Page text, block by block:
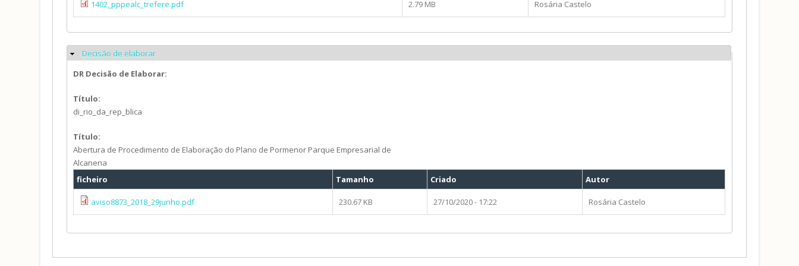
1402_pppealc_trefere.pdf 2.79 MB Rosária Castelo
Ocultar
Decisão de elaborar
DR Decisão de Elaborar:
Título:
di_rio_da_rep_blica
Título:
Abertura de Procedimento de Elaboração do Plano de Pormenor Parque Empresarial de
Alcanena
ficheiro
Tamanho Criado Autor
aviso8873_2018_29junho.pdf 230.67 KB 27/10/2020 - 17:22 Rosária Castelo